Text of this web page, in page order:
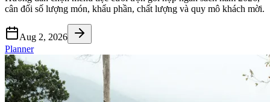
cân đối số lượng món, khẩu phần, chất lượng và quy mô khách mời.
Aug 2, 2026
Planner